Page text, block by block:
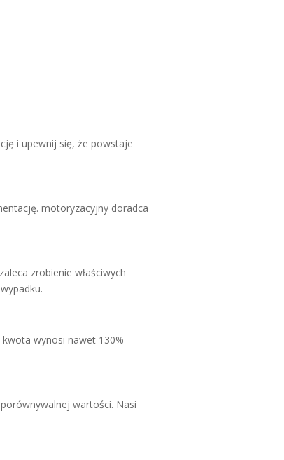
i upewnij się, że powstaje
motoryzacyjny doradca
zrobienie właściwych
wynosi nawet 130%
wartości. Nasi